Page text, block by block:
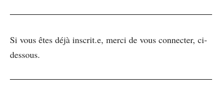
Si vous êtes déjà inscrit.e, merci de vous connecter, ci-
dessous.